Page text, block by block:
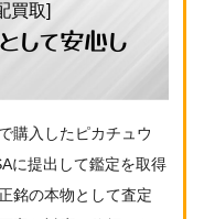
取]
して安心し
購入したピカチュウ
に提出して鑑定を取得
銘の本物として査定